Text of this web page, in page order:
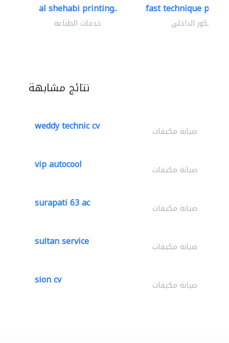
al shehabi printing..
خدمات الطباعة
fast technique pre-
الديكور الداخلي
نتائج مشابهة
weddy technic cv صيانة مكيفات
vip autocool صيانة مكيفات
surapati 63 ac صيانة مكيفات
sultan service صيانة مكيفات
sion cv صيانة مكيفات